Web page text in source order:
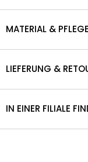
MATERIAL &
LIEFERUNG &
IN EINER FILIALE